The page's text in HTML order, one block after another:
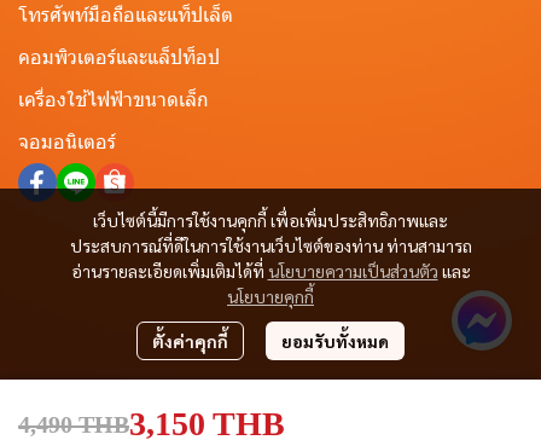
4,490 THB3,150 THB
เว็บไซต์นี้มีการใช้งานคุกกี้ เพื่อเพิ่มประสิทธิภาพและ
ประสบการณ์ที่ดีในการใช้งานเว็บไซต์ของท่าน ท่านสามารถ
อ่านรายละเอียดเพิ่มเติมได้ที่ นโยบายความเป็นส่วนตัว และ
นโยบายคุกกี้
ตั้งค่าคุกกี้ ยอมรับทั้งหมด
โทรศัพท์มือถือและแท็ปเล็ต
คอมพิวเตอร์และแล็ปท็อป
เครื่องใช้ไฟฟ้าขนาดเล็ก
จอมอนิเตอร์